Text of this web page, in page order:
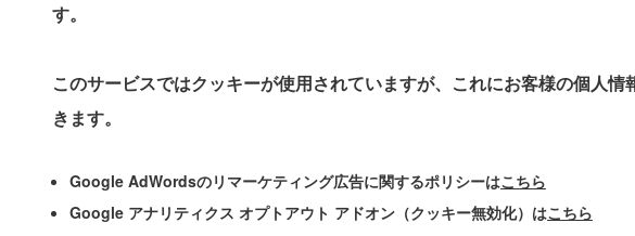
す。
このサービスではクッキーが使用されていますが、これにお客様の個人
きます。
Google AdWordsのリマーケティング広告に関するポリシーはこちら
Google アナリティクス オプトアウト アドオン（クッキー無効化）はこちら